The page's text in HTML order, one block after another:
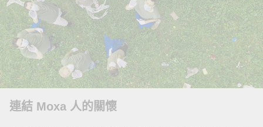
連結 Moxa 人的關懷